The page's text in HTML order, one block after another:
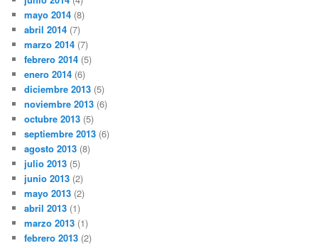
mayo 2014 (8)
abril 2014 (7)
marzo 2014 (7)
febrero 2014 (5)
enero 2014 (6)
diciembre 2013 (5)
noviembre 2013 (6)
octubre 2013 (5)
septiembre 2013 (6)
agosto 2013 (8)
julio 2013 (5)
junio 2013 (2)
mayo 2013 (2)
abril 2013 (1)
marzo 2013 (1)
febrero 2013 (2)